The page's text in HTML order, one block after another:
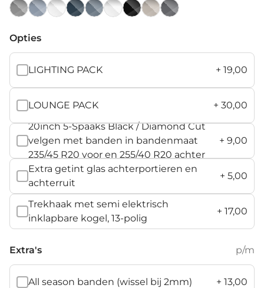
Silver
metallic
Blue
solidmetallicmetallicmetallic
solidmetallicmetallicmetallic
Opties
LIGHTING PACK + 19,00
LOUNGE PACK + 30,00
20inch 5-Spaaks Black / Diamond Cut
velgen met banden in bandenmaat
235/45 R20 voor en 255/40 R20 achter
+ 9,00
Extra getint glas achterportieren en
achterruit
+ 5,00
Trekhaak met semi elektrisch
inklapbare kogel, 13-polig
+ 17,00
Extra's p/m
All season banden (wissel bij 2mm) + 13,00